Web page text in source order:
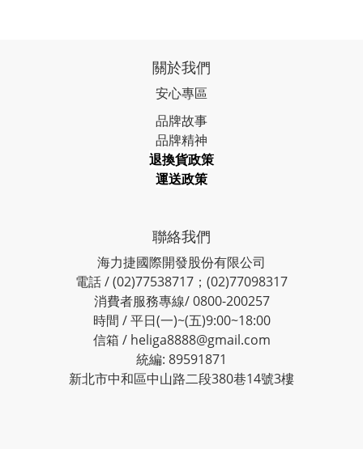
關於我們
安心專區
品牌故事
品牌精神
退換貨政策
運送政策
聯絡我們
海力捷國際開發股份有限公司
電話 / (02)77538717；(02)77098317
消費者服務專線/ 0800-200257
時間 / 平日(一)~(五)9:00~18:00
信箱 / heliga8888@gmail.com
統編: 89591871
新北市中和區中山路二段380巷14號3樓